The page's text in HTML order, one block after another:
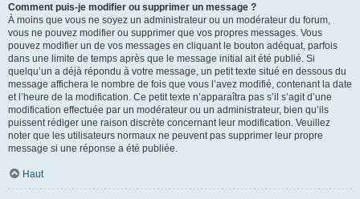
Comment puis-je modifier ou supprimer un message ?
À moins que vous ne soyez un administrateur ou un modérateur du forum,
vous ne pouvez modifier ou supprimer que vos propres messages. Vous
pouvez modifier un de vos messages en cliquant le bouton adéquat, parfois
dans une limite de temps après que le message initial ait été publié. Si
quelqu’un a déjà répondu à votre message, un petit texte situé en dessous du
message affichera le nombre de fois que vous l’avez modifié, contenant la date
et l’heure de la modification. Ce petit texte n’apparaîtra pas s’il s’agit d’une
modification effectuée par un modérateur ou un administrateur, bien qu’ils
puissent rédiger une raison discrète concernant leur modification. Veuillez
noter que les utilisateurs normaux ne peuvent pas supprimer leur propre
message si une réponse a été publiée.
Haut